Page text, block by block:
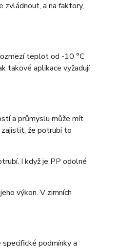
zvládnout, a na faktory,
teplot od -10 °C
takové aplikace vyžadují
a průmyslu může mít
že potrubí to
I když je PP odolné
výkon. V zimních
podmínky a